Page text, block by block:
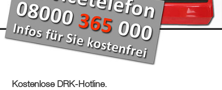
Kostenlose DRK-Hotline.